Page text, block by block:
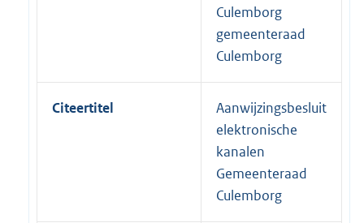
Culemborg
gemeenteraad
Culemborg
Citeertitel
Aanwijzingsbesluit
elektronische
kanalen
Gemeenteraad
Culemborg